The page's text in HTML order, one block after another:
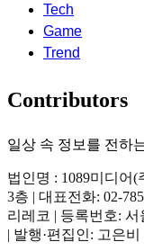
Tech
Game
Trend
Contributors
일상 속 정보를 전하
법인명 : 1089미디어
3층 | 대표전화: 02-
리레코 | 등록번호: 서
| 발행·편집인: 고은비